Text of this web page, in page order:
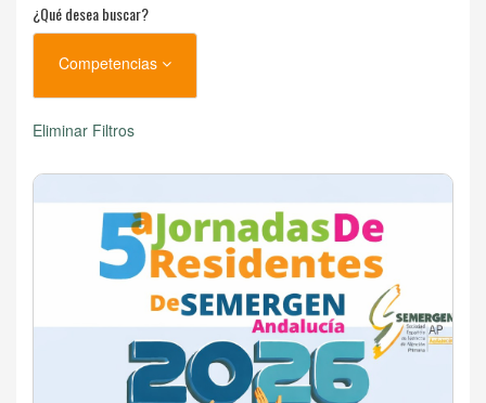
¿Qué desea buscar?
Competencias
Eliminar Filtros